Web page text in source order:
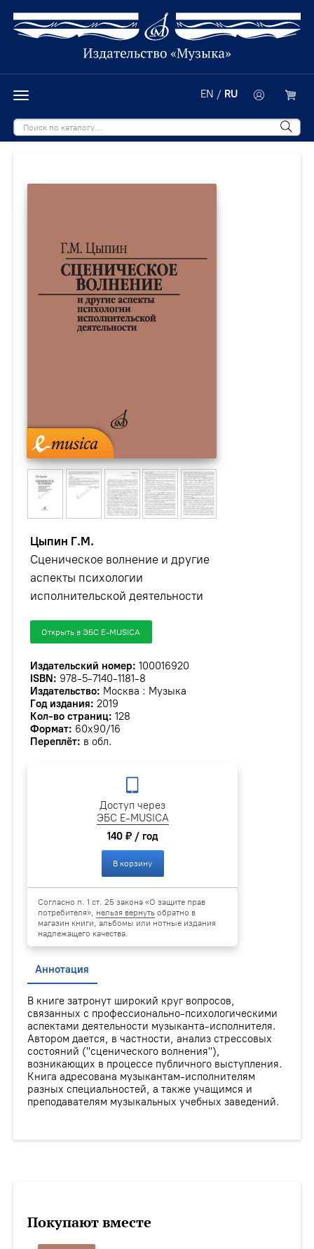
EN / RU
Цыпин Г.М.
Сценическое волнение и другие
аспекты психологии
исполнительской деятельности
Открыть в ЭБС E-MUSICA
Издательский номер: 100016920
ISBN: 978-5-7140-1181-8
Издательство: Москва : Музыка
Год издания: 2019
Кол-во страниц: 128
Формат: 60х90/16
Переплёт: в обл.
Доступ через
ЭБС E-MUSICA
140 ₽ / год
В корзину
Согласно п. 1 ст. 25 закона «О защите прав
потребителя», нельзя вернуть обратно в
магазин книги, альбомы или нотные издания
надлежащего качества.
Аннотация
В книге затронут широкий круг вопросов,
связанных с профессионально-психологическими
аспектами деятельности музыканта-исполнителя.
Автором дается, в частности, анализ стрессовых
состояний ("сценического волнения"),
возникающих в процессе публичного выступления.
Книга адресована музыкантам-исполнителям
разных специальностей, а также учащимся и
преподавателям музыкальных учебных заведений.
Покупают вместе